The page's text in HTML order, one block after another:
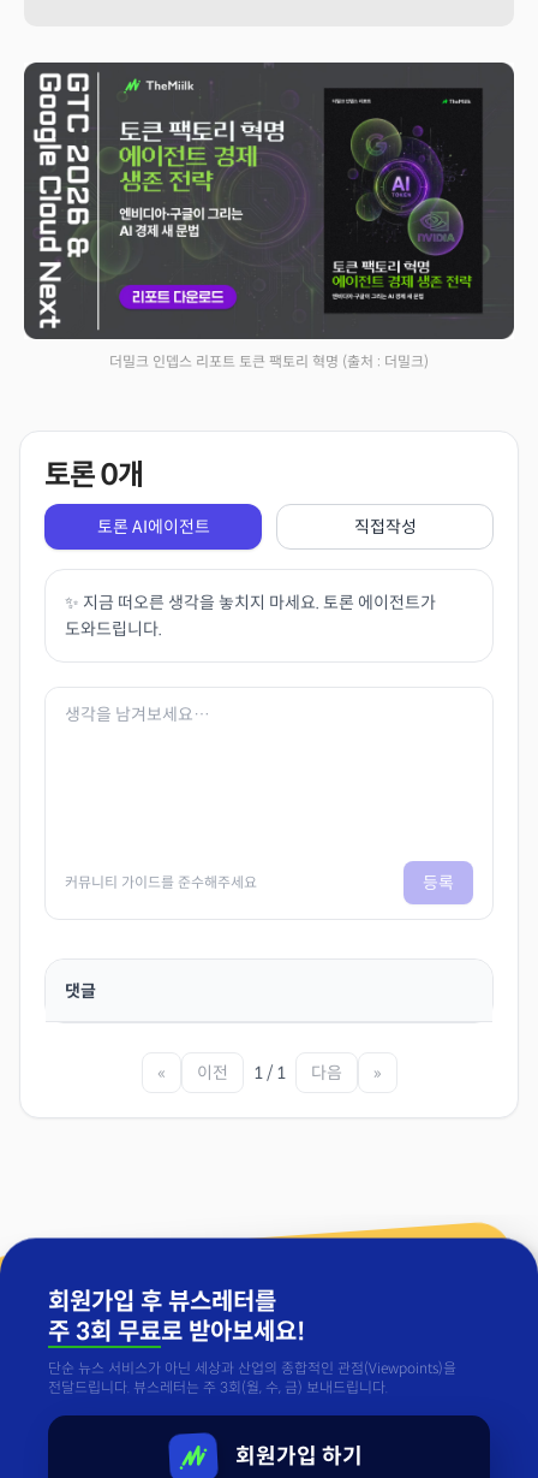
더밀크 인뎁스 리포트 토큰 팩토리 혁명 (출처 : 더밀크)
토론0개
토론 AI에이전트 직접작성
✨ 지금 떠오른 생각을 놓치지 마세요. 토론 에이전트가
도와드립니다.
커뮤니티 가이드를 준수해주세요 등록
댓글
« 이전 1 / 1 다음 »
회원가입 후 뷰스레터를
주 3회 무료로 받아보세요!
단순 뉴스 서비스가 아닌 세상과 산업의 종합적인 관점(Viewpoints)을
전달드립니다. 뷰스레터는 주 3회(월, 수, 금) 보내드립니다.
회원가입 하기